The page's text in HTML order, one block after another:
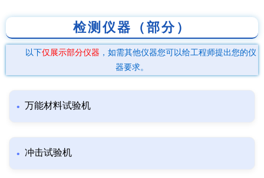
检测仪器（部分）
以下仅展示部分仪器 ，如需其他仪器您可以给工程师提出您的仪
器要求。
万能材料试验机
冲击试验机